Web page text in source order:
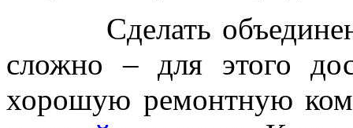
Сделать
сложно – для этого
хорошую ремонтную